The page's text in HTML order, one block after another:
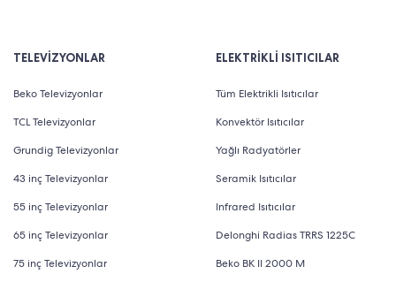
TELEVİZYONLAR
Beko Televizyonlar
TCL Televizyonlar
Grundig Televizyonlar
43 inç Televizyonlar
55 inç Televizyonlar
65 inç Televizyonlar
75 inç Televizyonlar
ELEKTRİKLİ ISITICILAR
Tüm Elektrikli Isıtıcılar
Konvektör Isıtıcılar
Yağlı Radyatörler
Seramik Isıtıcılar
Infrared Isıtıcılar
Delonghi Radias TRRS 1225C
Beko BK II 2000 M